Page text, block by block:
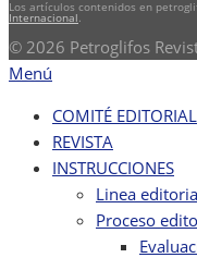
Los artículos contenidos en
Internacional
© 2026 Petroglifos
Menú
COMITÉ EDITORIAL
REVISTA
INSTRUCCIONES
Linea
Proceso